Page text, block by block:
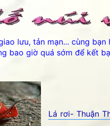
lưu, tản mạn... cùng
bao giờ quá sớm để kết
Lá rơi- Thuận
- Góc kỷ niệm Phố núi và